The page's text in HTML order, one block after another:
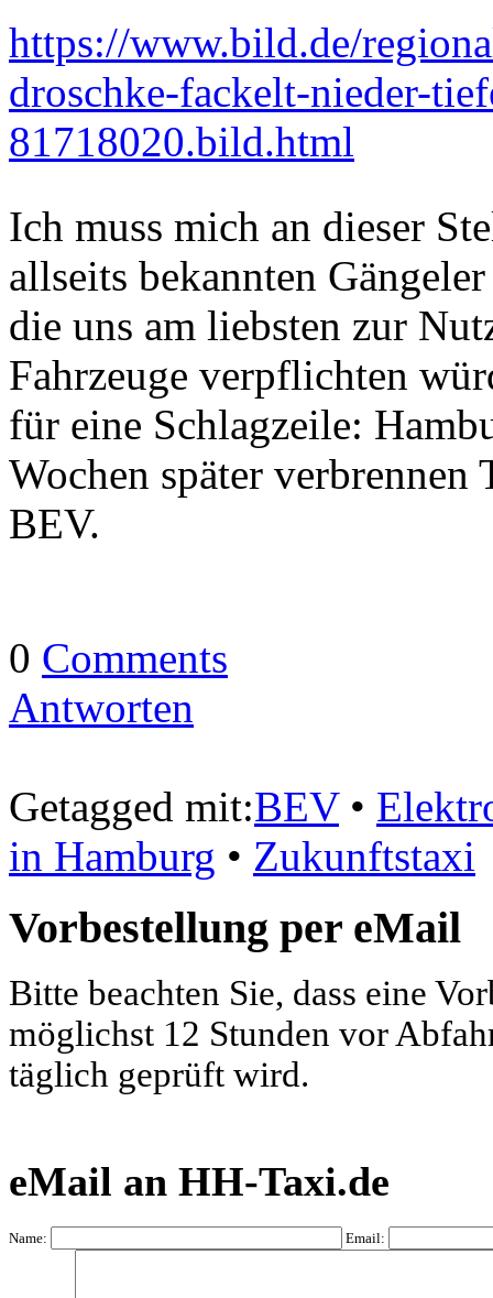
https://www.bild.de/
droschke-fackelt-nieder-
81718020.bild.html
Ich muss mich an dieser
allseits bekannten
die uns am liebsten zur
Fahrzeuge verpflichten
für eine Schlagzeile:
Wochen später
BEV.
0 Comments
Antworten
Getagged mit:BEV•
in Hamburg • Zukunftstaxi
Vorbestellung per eMail
Bitte beachten Sie, dass eine
möglichst 12 Stunden vor
täglich geprüft wird.
eMail an HH-Taxi.de
Name: Email: